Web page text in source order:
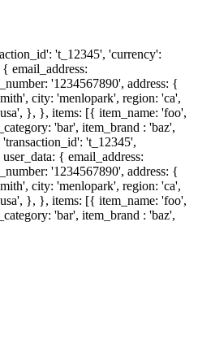
't_12345', 'currency':
email_address:
'1234567890', address: {
city: 'menlopark', region: 'ca',
}, }, items: [{ item_name: 'foo',
'bar', item_brand : 'baz',
't_12345',
{ email_address:
'1234567890', address: {
city: 'menlopark', region: 'ca',
}, }, items: [{ item_name: 'foo',
'bar', item_brand : 'baz',